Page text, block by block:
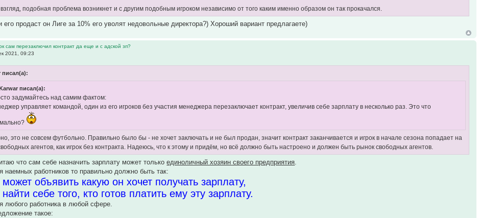
подобная проблема возникнет и с другим подобным игроком независимо от того каким именно образом он так прокачался.
его продаст он Лиге за 10% его уволят недовольные директора?) Хороший вариант предлагаете)
сам перезаключил контракт да еще и с адской зп?
2021, 09:23
писал(а):
писал(а):
задумайтесь над самим фактом:
управляет командой, один из его игроков без участия менеджера перезаключает контракт, увеличив себе зарплату в несколько раз. Это что
это не совсем футбольно. Правильно было бы - не хочет заключать и не был продан, значит контракт заканчивается и игрок в начале сезона попадает на
агентов, как игрок без контракта. Надеюсь, что к этому и придём, но всё должно быть настроено и должен быть рынок свободных агентов.
что сам себе назначить зарплату может толькоединоличный хозяин своего предприятия.
наемных работников то правильно должно быть так:
объявить какую он хочет получать зарплату,
себе того, кто готов платить ему эту зарплату.
любого работника в любой сфере.
такое: